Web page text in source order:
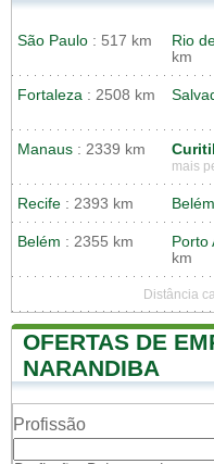
São Paulo : 517 km Rio
km
Fortaleza : 2508 km
Manaus : 2339 km
mais
Recife : 2393 km Belém
Belém : 2355 km Porto
km
Distância
OFERTAS DE
NARANDIBA
Profissão